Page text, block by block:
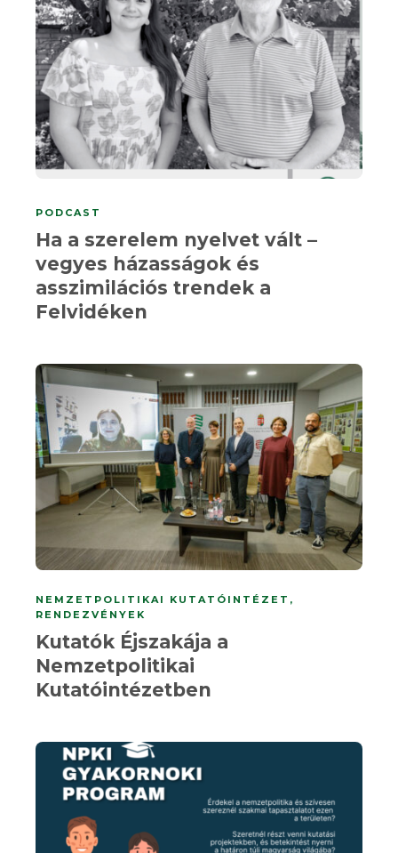
PODCAST
Ha a szerelem nyelvet vált –
vegyes házasságok és
asszimilációs trendek a
Felvidéken
NEMZETPOLITIKAI KUTATÓINTÉZET ,
RENDEZVÉNYEK
Kutatók Éjszakája a
Nemzetpolitikai
Kutatóintézetben